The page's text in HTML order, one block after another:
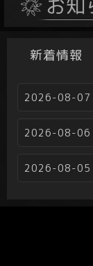
新着情報
2026-08-07
2026-08-06
2026-08-05